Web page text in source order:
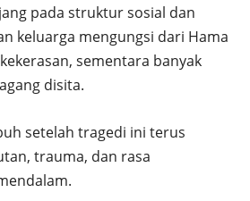
pada struktur sosial dan
keluarga mengungsi dari Hama
sementara banyak
disita.
setelah tragedi ini terus
trauma, dan rasa